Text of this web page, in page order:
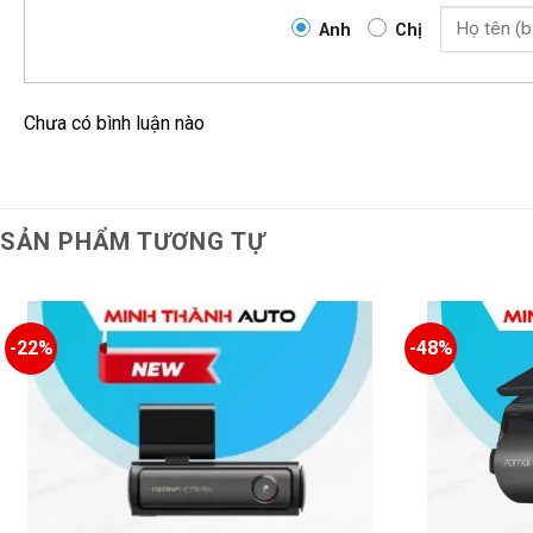
Ghi HìnhSiêu Nét 2.5K
Anh Chị
Chưa có bình luận nào
SẢN PHẨM TƯƠNG TỰ
-22% -48%